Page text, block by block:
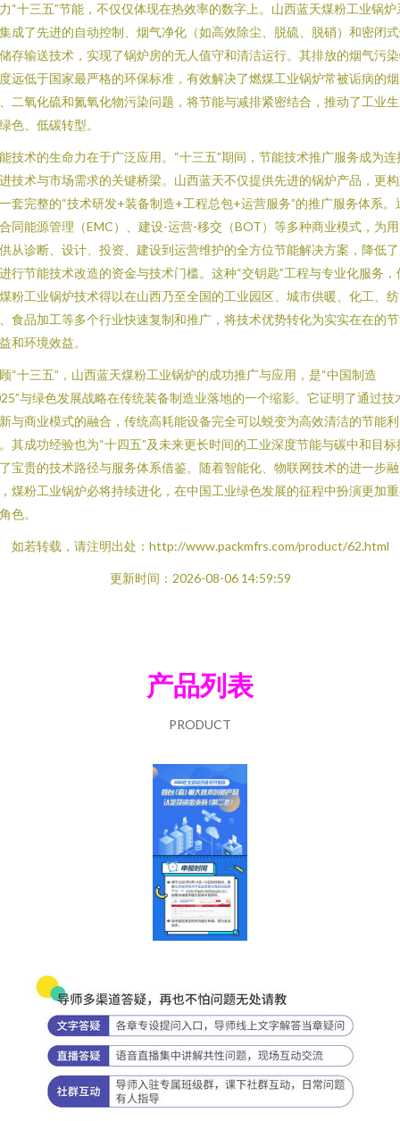
“十三五”节能，不仅仅体现在热效率的数字上。山西蓝天煤粉工业锅炉
成了先进的自动控制、烟气净化（如高效除尘、脱硫、脱硝）和密闭
存输送技术，实现了锅炉房的无人值守和清洁运行。其排放的烟气污
远低于国家最严格的环保标准，有效解决了燃煤工业锅炉常被诟病的烟
二氧化硫和氮氧化物污染问题，将节能与减排紧密结合，推动了工业
色、低碳转型。
技术的生命力在于广泛应用。“十三五”期间，节能技术推广服务成为连
技术与市场需求的关键桥梁。山西蓝天不仅提供先进的锅炉产品，更
套完整的“技术研发+装备制造+工程总包+运营服务”的推广服务体系。
同能源管理（EMC）、建设-运营-移交（BOT）等多种商业模式，为
从诊断、设计、投资、建设到运营维护的全方位节能解决方案，降低
行节能技术改造的资金与技术门槛。这种“交钥匙”工程与专业化服务，
粉工业锅炉技术得以在山西乃至全国的工业园区、城市供暖、化工、纺
食品加工等多个行业快速复制和推广，将技术优势转化为实实在在的
和环境效益。
“十三五”，山西蓝天煤粉工业锅炉的成功推广与应用，是“中国制造
与绿色发展战略在传统装备制造业落地的一个缩影。它证明了通过技
与商业模式的融合，传统高耗能设备完全可以蜕变为高效清洁的节能利
其成功经验也为“十四五”及未来更长时间的工业深度节能与碳中和目标
宝贵的技术路径与服务体系借鉴。随着智能化、物联网技术的进一步融
煤粉工业锅炉必将持续进化，在中国工业绿色发展的征程中扮演更加
色。
如若转载，请注明出处：http://www.packmfrs.com/product/62.html
更新时间：2026-08-06 14:59:59
产品列表
PRODUCT